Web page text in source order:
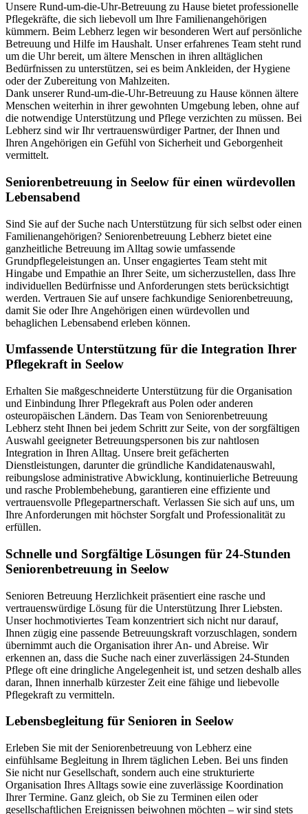
Unsere Rund-um-die-Uhr-Betreuung zu Hause bietet professionelle
Pflegekräfte, die sich liebevoll um Ihre Familienangehörigen
kümmern. Beim Lebherz legen wir besonderen Wert auf persönliche
Betreuung und Hilfe im Haushalt. Unser erfahrenes Team steht rund
um die Uhr bereit, um ältere Menschen in ihren alltäglichen
Bedürfnissen zu unterstützen, sei es beim Ankleiden, der Hygiene
oder der Zubereitung von Mahlzeiten.
Dank unserer Rund-um-die-Uhr-Betreuung zu Hause können ältere
Menschen weiterhin in ihrer gewohnten Umgebung leben, ohne auf
die notwendige Unterstützung und Pflege verzichten zu müssen. Bei
Lebherz sind wir Ihr vertrauenswürdiger Partner, der Ihnen und
Ihren Angehörigen ein Gefühl von Sicherheit und Geborgenheit
vermittelt.
Senioren­betreuung in Seelow für einen würdevollen
Lebensabend
Sind Sie auf der Suche nach Unterstützung für sich selbst oder einen
Familienangehörigen? Seniorenbetreuung Lebherz bietet eine
ganzheitliche Betreuung im Alltag sowie umfassende
Grundpflegeleistungen an. Unser engagiertes Team steht mit
Hingabe und Empathie an Ihrer Seite, um sicherzustellen, dass Ihre
individuellen Bedürfnisse und Anforderungen stets berücksichtigt
werden. Vertrauen Sie auf unsere fachkundige Seniorenbetreuung,
damit Sie oder Ihre Angehörigen einen würdevollen und
behaglichen Lebensabend erleben können.
Umfassende Unterstützung für die Integration Ihrer
Pflegekraft in Seelow
Erhalten Sie maßgeschneiderte Unterstützung für die Organisation
und Einbindung Ihrer Pflegekraft aus Polen oder anderen
osteuropäischen Ländern. Das Team von Seniorenbetreuung
Lebherz steht Ihnen bei jedem Schritt zur Seite, von der sorgfältigen
Auswahl geeigneter Betreuungspersonen bis zur nahtlosen
Integration in Ihren Alltag. Unsere breit gefächerten
Dienstleistungen, darunter die gründliche Kandidatenauswahl,
reibungslose administrative Abwicklung, kontinuierliche Betreuung
und rasche Problembehebung, garantieren eine effiziente und
vertrauensvolle Pflegepartnerschaft. Verlassen Sie sich auf uns, um
Ihre Anforderungen mit höchster Sorgfalt und Professionalität zu
erfüllen.
Schnelle und Sorgfältige Lösungen für 24-Stunden
Seniorenbetreuung in Seelow
Senioren Betreuung Herzlichkeit präsentiert eine rasche und
vertrauenswürdige Lösung für die Unterstützung Ihrer Liebsten.
Unser hochmotiviertes Team konzentriert sich nicht nur darauf,
Ihnen zügig eine passende Betreuungskraft vorzuschlagen, sondern
übernimmt auch die Organisation ihrer An- und Abreise. Wir
erkennen an, dass die Suche nach einer zuverlässigen 24-Stunden
Pflege oft eine dringliche Angelegenheit ist, und setzen deshalb alles
daran, Ihnen innerhalb kürzester Zeit eine fähige und liebevolle
Pflegekraft zu vermitteln.
Lebensbegleitung für Senioren in Seelow
Erleben Sie mit der Seniorenbetreuung von Lebherz eine
einfühlsame Begleitung in Ihrem täglichen Leben. Bei uns finden
Sie nicht nur Gesellschaft, sondern auch eine strukturierte
Organisation Ihres Alltags sowie eine zuverlässige Koordination
Ihrer Termine. Ganz gleich, ob Sie zu Terminen eilen oder
gesellschaftlichen Ereignissen beiwohnen möchten – wir sind stets